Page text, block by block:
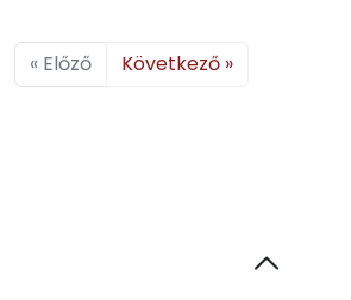
« Előző Következő »